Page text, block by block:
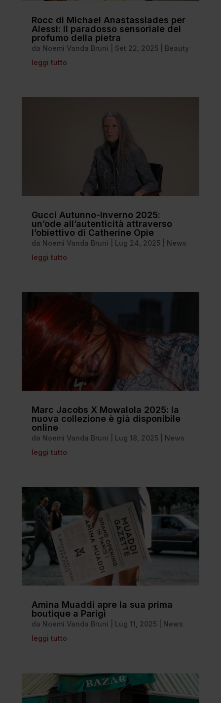
Rocc di Michael Anastassiades per
Alessi: il paradosso sensoriale del
profumo della pietra
da Noemi Vanda Bruni Set 22, 2025
Beauty
leggi tutto
Gucci Autunno-Inverno 2025:
un’ode all’autenticità attraverso
l’obiettivo di Catherine Opie
da Noemi Vanda Bruni Lug 24, 2025
News
leggi tutto
Marc Jacobs X Mowalola 2025: la
nuova collezione è già disponibile
online
da Noemi Vanda Bruni Lug 18, 2025
News
leggi tutto
Amina Muaddi apre la sua prima
boutique a Parigi
da Noemi Vanda Bruni Lug 11, 2025
News
leggi tutto